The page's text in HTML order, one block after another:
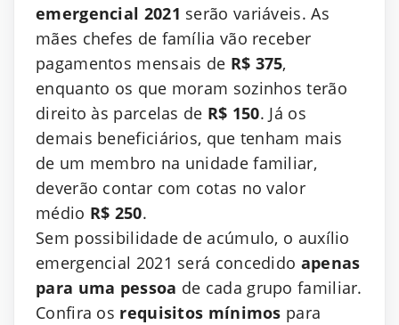
emergencial 2021 serão variáveis. As
mães chefes de família vão receber
pagamentos mensais de R$ 375,
enquanto os que moram sozinhos terão
direito às parcelas de R$ 150. Já os
demais beneficiários, que tenham mais
de um membro na unidade familiar,
deverão contar com cotas no valor
médio R$ 250.
Sem possibilidade de acúmulo, o auxílio
emergencial 2021 será concedido apenas
para uma pessoa de cada grupo familiar.
Confira os requisitos mínimos para